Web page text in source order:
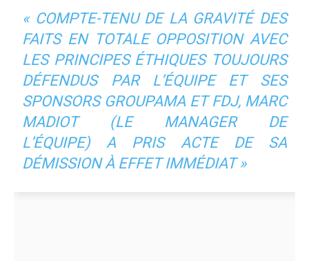
« COMPTE-TENU DE LA GRAVITÉ DES
FAITS EN TOTALE OPPOSITION AVEC
LES PRINCIPES ÉTHIQUES TOUJOURS
DÉFENDUS PAR L’ÉQUIPE ET SES
SPONSORS GROUPAMA ET FDJ, MARC
MADIOT(LE MANAGER DE
L’ÉQUIPE) A PRIS ACTE DE SA
DÉMISSION À EFFET IMMÉDIAT»